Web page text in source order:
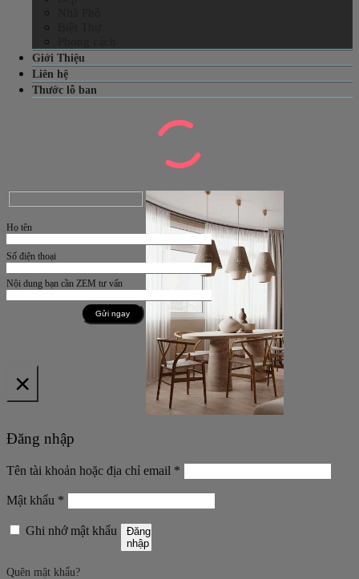
Giới Thiệu
Liên hệ
Thước lỗ ban
Họ tên
Số điện thoại
Nội dung bạn cần ZEM tư vấn
×
Đăng nhập
Tên tài khoản hoặc địa chỉ email *
buộc
Mật khẩu *
buộc
Ghi nhớ mật khẩu
Đăng
nhập
Quên mật khẩu?